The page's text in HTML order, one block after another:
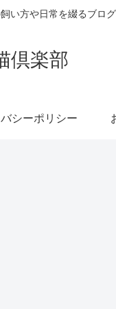
い方や日常を綴るブログ
倶楽部
シーポリシー